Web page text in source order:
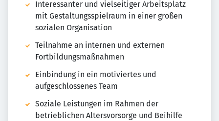
Interessanter und vielseitiger Arbeitsplatz
mit Gestaltungsspielraum in einer großen
sozialen Organisation
Teilnahme an internen und externen
Fortbildungsmaßnahmen
Einbindung in ein motiviertes und
aufgeschlossenes Team
Soziale Leistungen im Rahmen der
betrieblichen Altersvorsorge und Beihilfe